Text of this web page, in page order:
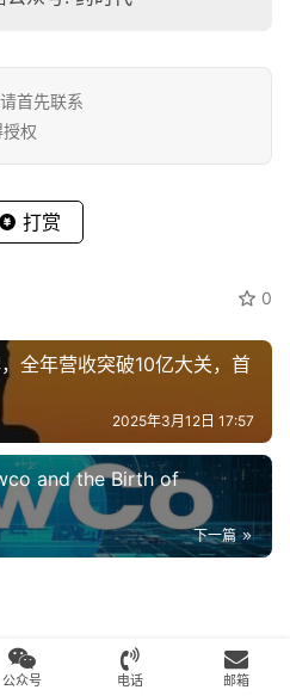
首先联系
权
打赏
0
全年营收突破10亿大关，首
2025年3月12日 17:57
and the Birth of
下一篇
公众号 电话 邮箱